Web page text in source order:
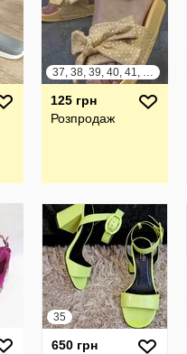
37, 38, 39, 40, 41, 42
125 грн
Розпродаж
35
650 грн